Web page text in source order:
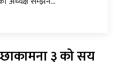
३ को सय